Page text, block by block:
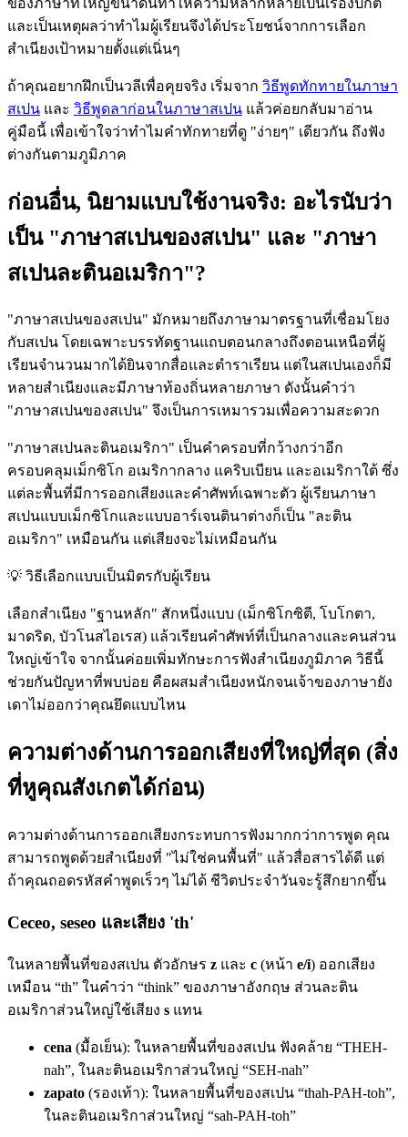
และเป็นเหตุผลว่าทำไมผู้เรียนจึงได้ประโยชน์จากการเลือก
สำเนียงเป้าหมายตั้งแต่เนิ่นๆ
ถ้าคุณอยากฝึกเป็นวลีเพื่อคุยจริง เริ่มจาก วิธีพูดทักทายในภาษา
สเปน และ วิธีพูดลาก่อนในภาษาสเปน แล้วค่อยกลับมาอ่าน
คู่มือนี้ เพื่อเข้าใจว่าทำไมคำทักทายที่ดู "ง่ายๆ" เดียวกัน ถึงฟัง
ต่างกันตามภูมิภาค
ก่อนอื่น, นิยามแบบใช้งานจริง: อะไรนับว่า
เป็น "ภาษาสเปนของสเปน" และ "ภาษา
สเปนละตินอเมริกา"?
"ภาษาสเปนของสเปน" มักหมายถึงภาษามาตรฐานที่เชื่อมโยง
กับสเปน โดยเฉพาะบรรทัดฐานแถบตอนกลางถึงตอนเหนือที่ผู้
เรียนจำนวนมากได้ยินจากสื่อและตำราเรียน แต่ในสเปนเองก็มี
หลายสำเนียงและมีภาษาท้องถิ่นหลายภาษา ดังนั้นคำว่า
"ภาษาสเปนของสเปน" จึงเป็นการเหมารวมเพื่อความสะดวก
"ภาษาสเปนละตินอเมริกา" เป็นคำครอบที่กว้างกว่าอีก
ครอบคลุมเม็กซิโก อเมริกากลาง แคริบเบียน และอเมริกาใต้ ซึ่ง
แต่ละพื้นที่มีการออกเสียงและคำศัพท์เฉพาะตัว ผู้เรียนภาษา
สเปนแบบเม็กซิโกและแบบอาร์เจนตินาต่างก็เป็น "ละติน
อเมริกา" เหมือนกัน แต่เสียงจะไม่เหมือนกัน
💡 วิธีเลือกแบบเป็นมิตรกับผู้เรียน
เลือกสำเนียง "ฐานหลัก" สักหนึ่งแบบ (เม็กซิโกซิตี, โบโกตา,
มาดริด, บัวโนสไอเรส) แล้วเรียนคำศัพท์ที่เป็นกลางและคนส่วน
ใหญ่เข้าใจ จากนั้นค่อยเพิ่มทักษะการฟังสำเนียงภูมิภาค วิธีนี้
ช่วยกันปัญหาที่พบบ่อย คือผสมสำเนียงหนักจนเจ้าของภาษายัง
เดาไม่ออกว่าคุณยึดแบบไหน
ความต่างด้านการออกเสียงที่ใหญ่ที่สุด (สิ่ง
ที่หูคุณสังเกตได้ก่อน)
ความต่างด้านการออกเสียงกระทบการฟังมากกว่าการพูด คุณ
สามารถพูดด้วยสำเนียงที่ "ไม่ใช่คนพื้นที่" แล้วสื่อสารได้ดี แต่
ถ้าคุณถอดรหัสคำพูดเร็วๆ ไม่ได้ ชีวิตประจำวันจะรู้สึกยากขึ้น
Ceceo, seseo และเสียง 'th'
ในหลายพื้นที่ของสเปน ตัวอักษร z และ c (หน้า e/i) ออกเสียง
เหมือน “th” ในคำว่า “think” ของภาษาอังกฤษ ส่วนละติน
อเมริกาส่วนใหญ่ใช้เสียง s แทน
cena (มื้อเย็น): ในหลายพื้นที่ของสเปน ฟังคล้าย “THEH-
nah”, ในละตินอเมริกาส่วนใหญ่ “SEH-nah”
zapato (รองเท้า): ในหลายพื้นที่ของสเปน “thah-PAH-toh”,
ในละตินอเมริกาส่วนใหญ่ “sah-PAH-toh”